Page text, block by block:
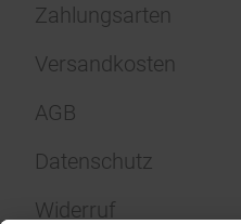
Zahlungsarten
Versandkosten
AGB
Datenschutz
Widerruf